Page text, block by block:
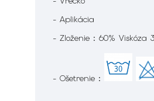
- Aplikácia
- Zloženie : 60% Viskóza
- Ošetrenie :